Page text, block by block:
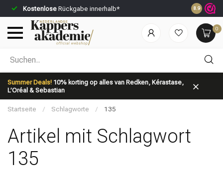
Kostenlose Rückgabe innerhalb* Vor 23:59
8.9
0
Summer Deals! 10% korting op alles van Redken, Kérastase,
L’Oréal & Sebastian
Nach welcher Kategorie suchst du?
Marken
Startseite / Schlagworte / 135
Artikel mit Schlagwort
135